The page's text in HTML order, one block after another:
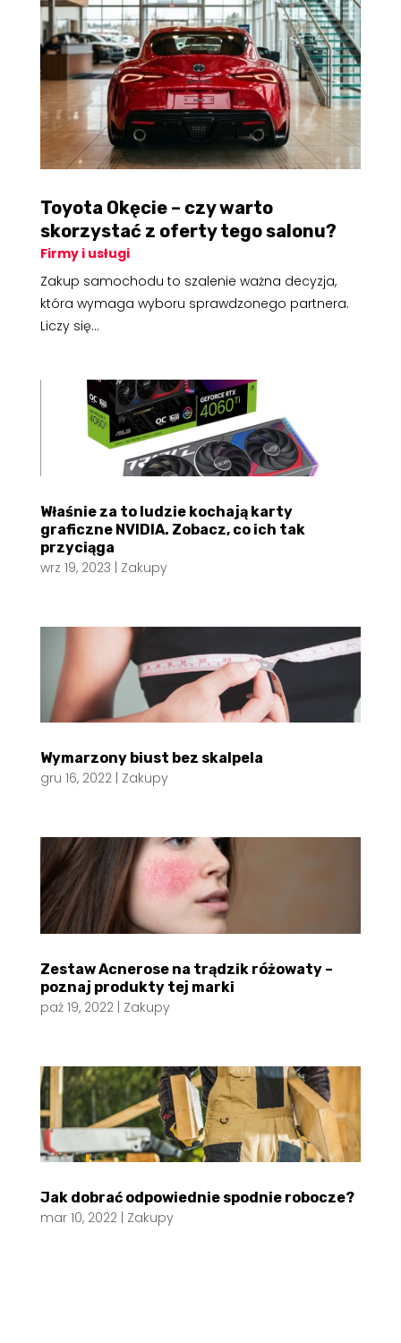
Toyota Okęcie – czy warto
skorzystać z oferty tego salonu?
Firmy i usługi
Zakup samochodu to szalenie ważna decyzja,
która wymaga wyboru sprawdzonego partnera.
Liczy się...
Właśnie za to ludzie kochają karty
graficzne NVIDIA. Zobacz, co ich tak
przyciąga
wrz 19, 2023 | Zakupy
Wymarzony biust bez skalpela
gru 16, 2022| Zakupy
Zestaw Acnerose na trądzik różowaty –
poznaj produkty tej marki
paź 19, 2022| Zakupy
Jak dobrać odpowiednie spodnie robocze?
mar 10, 2022| Zakupy